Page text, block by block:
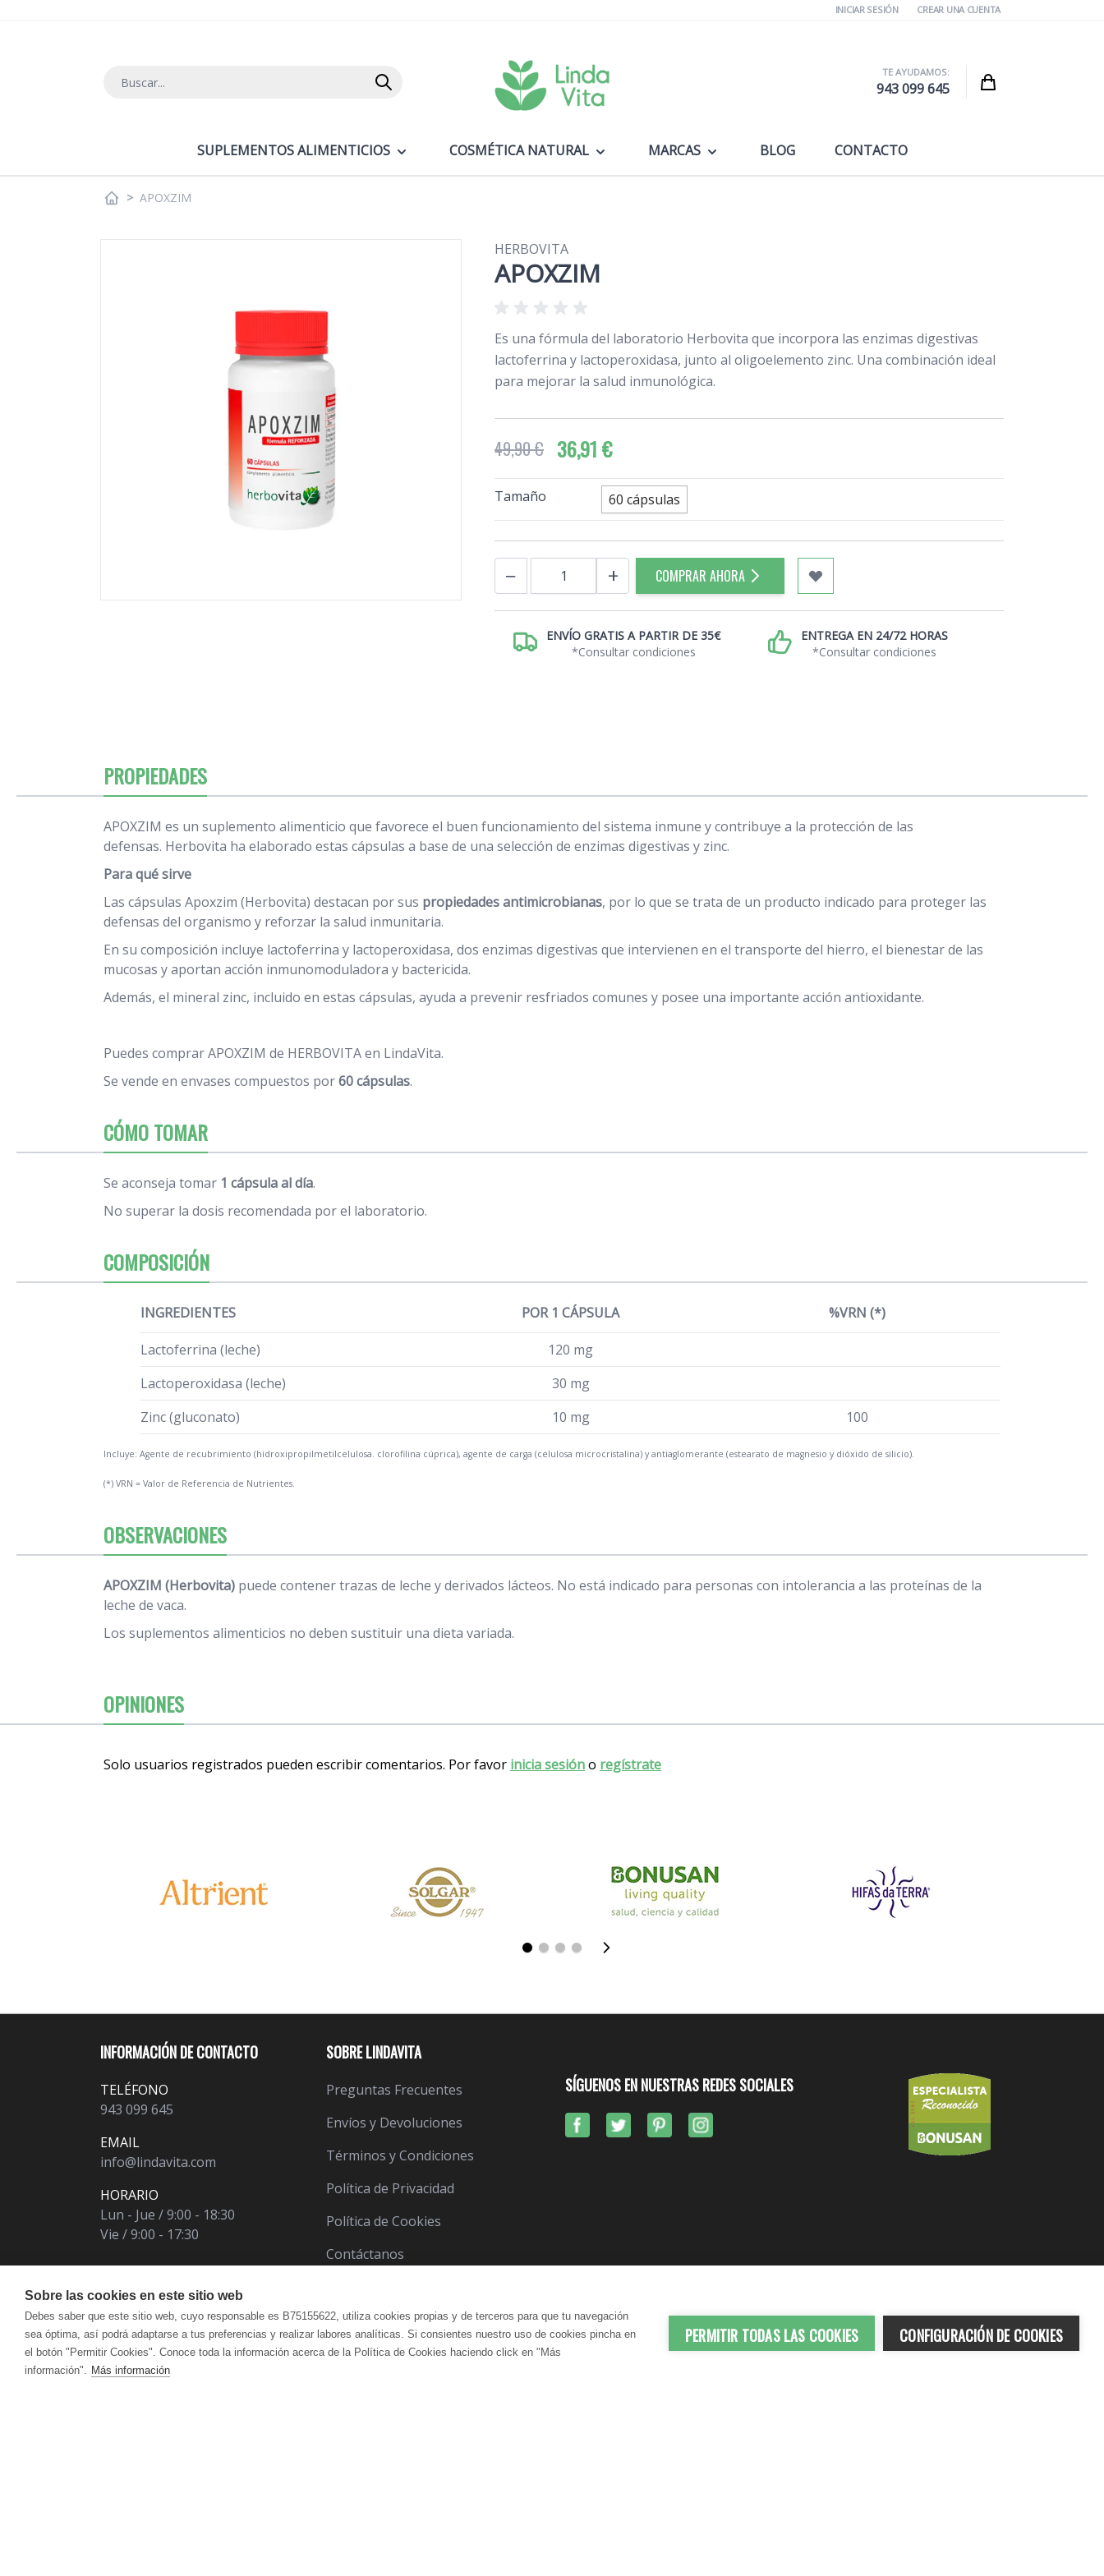
INICIAR SESIÓN CREAR UNA CUENTA
Buscar
TE AYUDAMOS:
943 099 645 Cart
SUPLEMENTOS ALIMENTICIOS COSMÉTICA NATURAL MARCAS BLOG CONTACTO
> APOXZIM
HERBOVITA
APOXZIM
Es una fórmula del laboratorio Herbovita que incorpora las enzimas digestivas
lactoferrina y lactoperoxidasa, junto al oligoelemento zinc. Una combinación ideal
para mejorar la salud inmunológica.
49,90 € 36,91 €
Tamaño 60 cápsulas
− + COMPRAR AHORA
ENVÍO GRATIS A PARTIR DE 35€
*Consultar condiciones
ENTREGA EN 24/72 HORAS
*Consultar condiciones
PROPIEDADES
APOXZIM es un suplemento alimenticio que favorece el buen funcionamiento del sistema inmune y contribuye a la protección de las
defensas. Herbovita ha elaborado estas cápsulas a base de una selección de enzimas digestivas y zinc.
Para qué sirve
Las cápsulas Apoxzim (Herbovita) destacan por sus propiedades antimicrobianas, por lo que se trata de un producto indicado para proteger las
defensas del organismo y reforzar la salud inmunitaria.
En su composición incluye lactoferrina y lactoperoxidasa, dos enzimas digestivas que intervienen en el transporte del hierro, el bienestar de las
mucosas y aportan acción inmunomoduladora y bactericida.
Además, el mineral zinc, incluido en estas cápsulas, ayuda a prevenir resfriados comunes y posee una importante acción antioxidante.
Puedes comprar APOXZIM de HERBOVITA en LindaVita.
Se vende en envases compuestos por60 cápsulas.
CÓMO TOMAR
Se aconseja tomar 1 cápsula al día.
No superar la dosis recomendada por el laboratorio.
COMPOSICIÓN
INGREDIENTES POR 1 CÁPSULA %VRN (*)
Lactoferrina (leche)
120 mg
Lactoperoxidasa (leche)
30 mg
Zinc (gluconato)
10 mg 100
Incluye: Agente de recubrimiento (hidroxipropilmetilcelulosa. clorofilina cúprica), agente de carga (celulosa microcristalina) y antiaglomerante (estearato de magnesio y dióxido de silicio).
(*) VRN = Valor de Referencia de Nutrientes.
OBSERVACIONES
APOXZIM (Herbovita) puede contener trazas de leche y derivados lácteos. No está indicado para personas con intolerancia a las proteínas de la
leche de vaca.
Los suplementos alimenticios no deben sustituir una dieta variada.
OPINIONES
Solo usuarios registrados pueden escribir comentarios. Por favor inicia sesióno regístrate
INFORMACIÓN DE CONTACTO
TELÉFONO
943 099 645
EMAIL
info@lindavita.com
HORARIO
Lun - Jue / 9:00 - 18:30
Vie / 9:00 - 17:30
SOBRE LINDAVITA
Preguntas Frecuentes
Envíos y Devoluciones
Términos y Condiciones
Política de Privacidad
Política de Cookies
Contáctanos
SÍGUENOS EN NUESTRAS REDES SOCIALES
© 2012-2026 LindaVita - Todos los derechos reservados
Sobre las cookies en este sitio web
Debes saber que este sitio web, cuyo responsable es B75155622, utiliza cookies propias y de terceros para que tu navegación
sea óptima, así podrá adaptarse a tus preferencias y realizar labores analíticas. Si consientes nuestro uso de cookies pincha en
el botón "Permitir Cookies". Conoce toda la información acerca de la Política de Cookies haciendo click en "Más
información". Más información
PERMITIR TODAS LAS COOKIES CONFIGURACIÓN DE COOKIES